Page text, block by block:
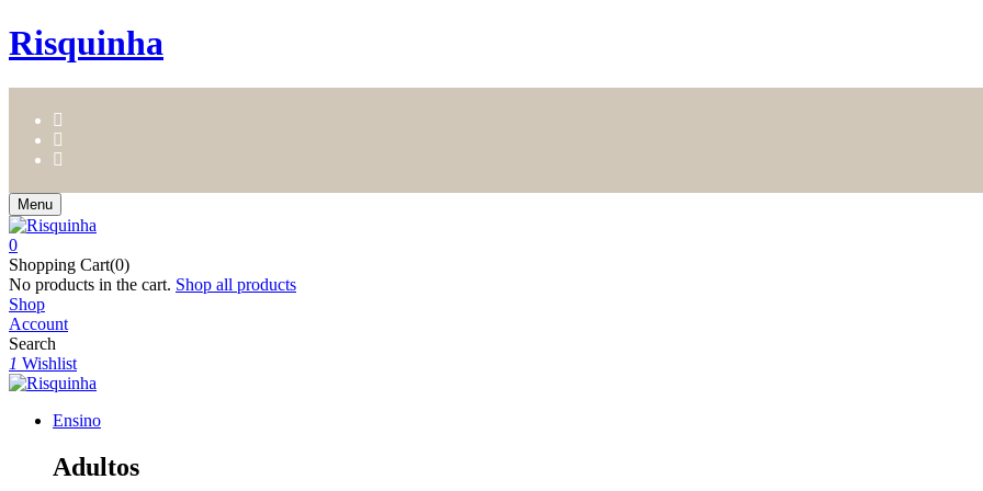
Risquinha
Menu
0
Shopping Cart(0)
No products in the cart. Shop all products
Shop
Account
Search
1 Wishlist
Ensino
Adultos